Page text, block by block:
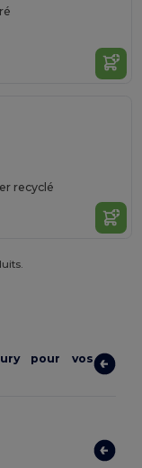
recyclé
pour vos